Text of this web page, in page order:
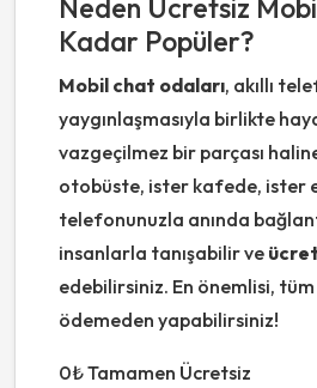
Neden Ücretsiz
Kadar Popüler?
Mobil chat odaları, akıllı
yaygınlaşmasıyla birlikte
vazgeçilmez bir parçası
otobüste, ister kafede, ister
telefonunuzla anında
insanlarla tanışabilir ve
edebilirsiniz. En önemlisi,
ödemeden yapabilirsiniz!
0₺Tamamen Ücretsiz